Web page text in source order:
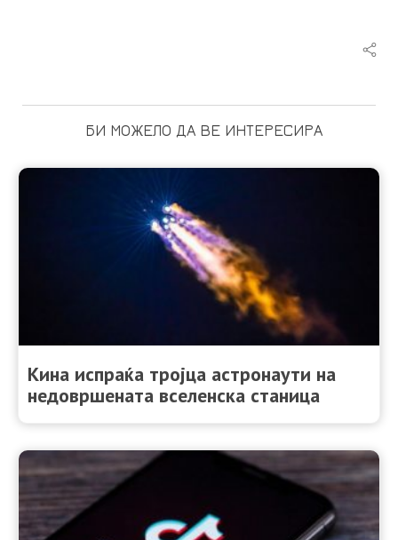
БИ МОЖЕЛО ДА ВЕ ИНТЕРЕСИРА
Кина испраќа тројца астронаути на
недовршената вселенска станица